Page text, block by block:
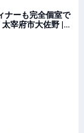
ナーも完全個室で